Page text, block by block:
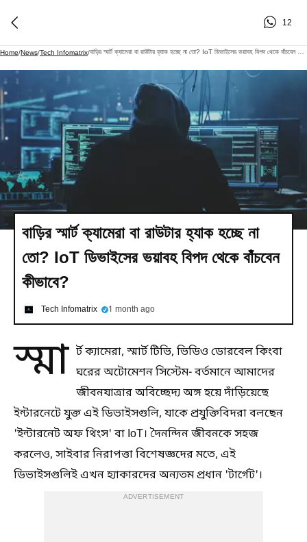
12
Home/News/Tech Infomatrix/
বাড়ির স্মার্ট ক্যামেরা বা রাউটার হ্যাক হচ্ছে না
তো? IoT ডিভাইসের ভয়াবহ বিপদ থেকে বাঁচবেন
কীভাবে?
Tech Infomatrix 1 month ago
স্মা র্ট ক্যামেরা, স্মার্ট টিভি, ভিডিও ডোরবেল কিংবা
ঘরের অটোমেশন সিস্টেম- বর্তমানে আমাদের
জীবনযাত্রার অবিচ্ছেদ্য অঙ্গ হয়ে দাঁড়িয়েছে
ইন্টারনেটে যুক্ত এই ডিভাইসগুলি, যাকে প্রযুক্তিবিদরা বলছেন
'ইন্টারনেট অফ থিংস' বা IoT। দৈনন্দিন জীবনকে সহজ
করলেও, সাইবার নিরাপত্তা বিশেষজ্ঞদের মতে, এই
ডিভাইসগুলিই এখন হ্যাকারদের অন্যতম প্রধান 'টার্গেট'।
ADVERTISEMENT